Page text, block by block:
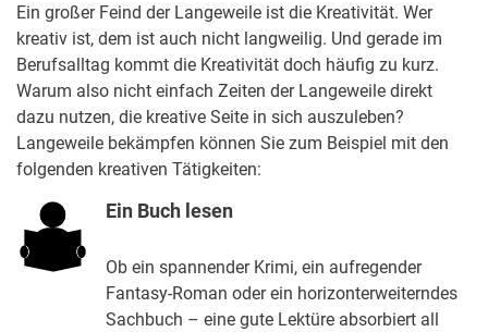
Ein großer Feind der Langeweile ist die Kreativität. Wer
kreativ ist, dem ist auch nicht langweilig. Und gerade im
Berufsalltag kommt die Kreativität doch häufig zu kurz.
Warum also nicht einfach Zeiten der Langeweile direkt
dazu nutzen, die kreative Seite in sich auszuleben?
Langeweile bekämpfen können Sie zum Beispiel mit den
folgenden kreativen Tätigkeiten:
Ein Buch lesen
Ob ein spannender Krimi, ein aufregender
Fantasy-Roman oder ein horizonterweiterndes
Sachbuch – eine gute Lektüre absorbiert all